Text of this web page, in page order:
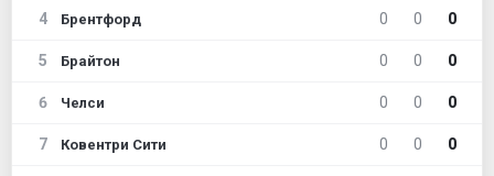
4 Брентфорд 0 0 0
5 Брайтон 0 0 0
6 Челси 0 0 0
7 Ковентри Сити 0 0 0